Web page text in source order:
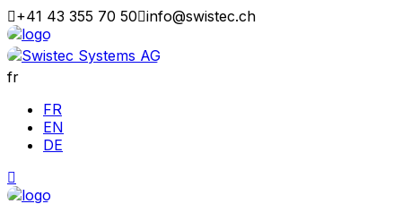
+41 43 355 70 50 info@swistec.ch
fr
FR
EN
DE